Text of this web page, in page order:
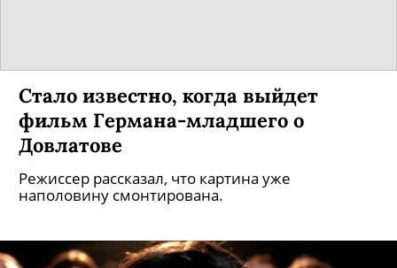
Стало известно, когда выйдет
фильм Германа-младшего о
Довлатове
Режиссер рассказал, что картина уже
наполовину смонтирована.